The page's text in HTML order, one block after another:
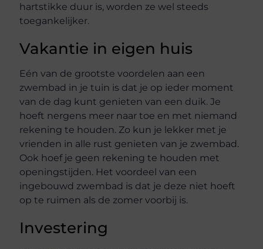
hartstikke duur is, worden ze wel steeds
toegankelijker.
Vakantie in eigen huis
Eén van de grootste voordelen aan een
zwembad in je tuin is dat je op ieder moment
van de dag kunt genieten van een duik. Je
hoeft nergens meer naar toe en met niemand
rekening te houden. Zo kun je lekker met je
vrienden in alle rust genieten van je zwembad.
Ook hoef je geen rekening te houden met
openingstijden. Het voordeel van een
ingebouwd zwembad is dat je deze niet hoeft
op te ruimen als de zomer voorbij is.
Investering